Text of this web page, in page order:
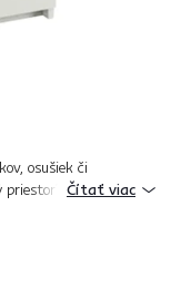
osušiek či
Komoda
Čítať viac